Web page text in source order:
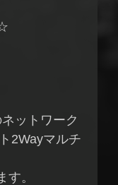
ットワーク
2Wayマルチ
。